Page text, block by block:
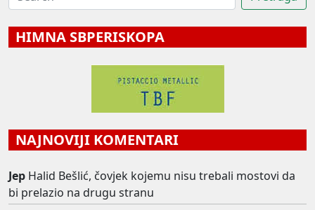
HIMNA SBPERISKOPA
NAJNOVIJI KOMENTARI
Jep Halid Bešlić, čovjek kojemu nisu trebali mostovi da
bi prelazio na drugu stranu